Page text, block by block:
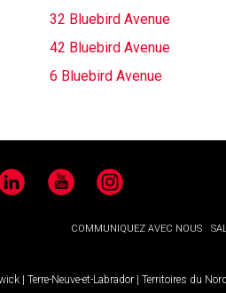
32 Bluebird Avenue
42 Bluebird Avenue
6 Bluebird Avenue
YouTubeInstagram
COMMUNIQUEZ AVEC NOUS
| Terre-Neuve-et-Labrador | Territoires du